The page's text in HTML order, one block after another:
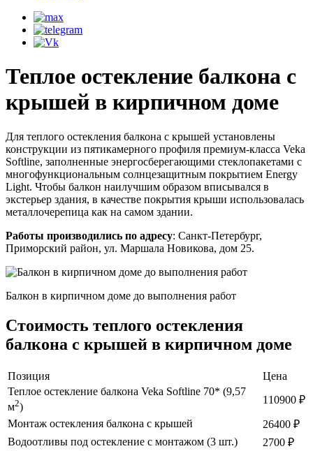
Теплое остекление балкона с
крышей в кирпичном доме
Для теплого остекления балкона с крышей установлены
конструкции из пятикамерного профиля премиум-класса Veka
Softline, заполненные энергосберегающими стеклопакетами с
многофункциональным солнцезащитным покрытием Energy
Light. Чтобы балкон наилучшим образом вписывался в
экстерьер здания, в качестве покрытия крыши использовалась
металлочерепица как на самом здании.
Работы производились по адресу: Санкт-Петербург,
Приморский район, ул. Маршала Новикова, дом 25.
Балкон в кирпичном доме до выполнения работ
Стоимость теплого остекления
балкона с крышей в кирпичном доме
Позиция
Цена
Теплое остекление балкона Veka Softline 70* (9,57
м2)
110900 ₽
Монтаж остекления балкона с крышей
26400 ₽
Водоотливы под остекление с монтажом (3 шт.)
2700 ₽